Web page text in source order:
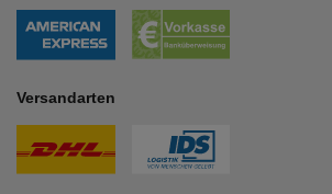
Versandarten